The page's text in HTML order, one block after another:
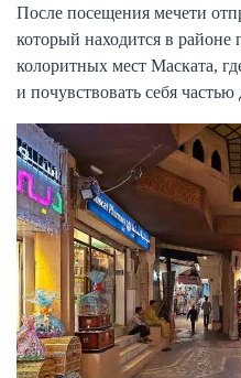
После посещения мечети
который находится в
колоритных мест Маската,
и почувствовать себя